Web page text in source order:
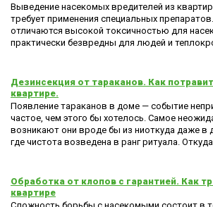
Выведение насекомых вредителей из
требует применения специальных
отличаются высокой токсичностью для
практически безвредны для людей и
Дезинсекция от тараканов. Как
квартире.
Появление тараканов в доме — событие
частое, чем этого бы хотелось. Самое
возникают они вроде бы из ниоткуда даже в
где чистота возведена в ранг ритуала.
Обработка от клопов с гарантией. Как
квартире